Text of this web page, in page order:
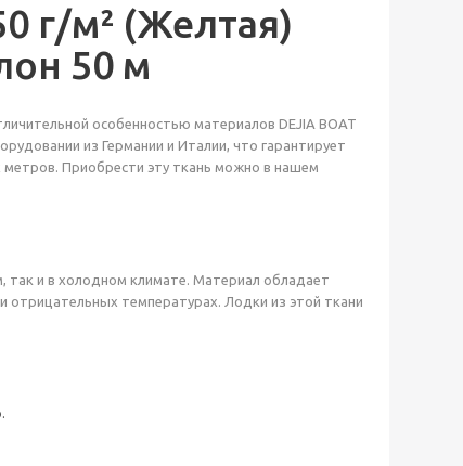
г/м² (Желтая)
50 м
особенностью материалов DEJIA BOAT
из Германии и Италии, что гарантирует
метров. Приобрести эту ткань можно в нашем
так и в холодном климате. Материал обладает
отрицательных температурах. Лодки из этой ткани